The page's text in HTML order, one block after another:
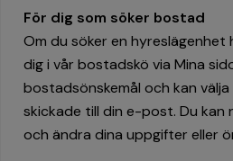
För dig som söker bostad
Om du söker en
dig i vår bostadskö via Mina
bostadsönskemål och kan
skickade till din e-post. Du kan
och ändra dina uppgifter eller